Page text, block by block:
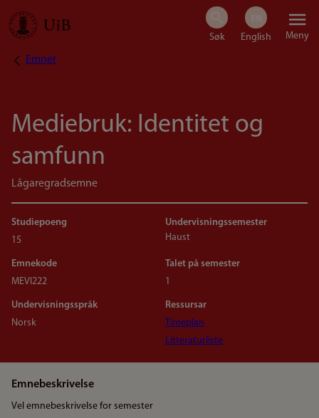
Hopp
Meny
Navigasjonssti
Emner
Mediebruk: Identitet og
samfunn
Lågaregradsemne
Studiepoeng
15
Undervisningssemester
Haust
Emnekode
MEVI222
Talet på semester
1
Undervisningsspråk
Norsk
Ressursar
Timeplan
Litteraturliste
Emnebeskrivelse
Vel emnebeskrivelse for semester